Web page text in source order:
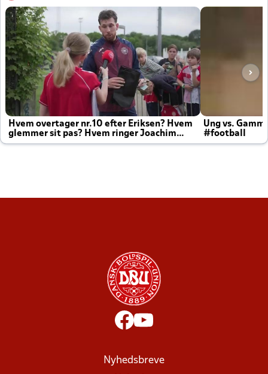
Hvem overtager nr.10 efter Eriksen? Hvem
glemmer sit pas? Hvem ringer Joachim
altid til efter kampe?
Ung vs.
#football
Nyhedsbreve